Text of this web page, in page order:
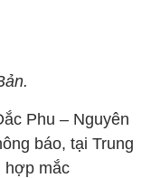
Phu – Nguyên
báo, tại Trung
hợp mắc